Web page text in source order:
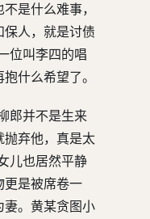
是什么难事，
人，就是讨债
位叫李四的唱
什么希望了。
郎并不是生来
弃他，真是太
儿也居然平静
更是被席卷一
妻。黄某贪图小